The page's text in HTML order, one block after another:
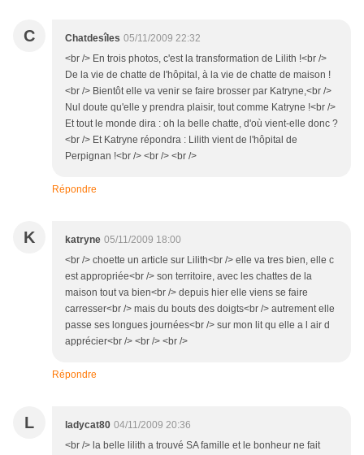
C Chatdesîles 05/11/2009 22:32
<br /> En trois photos, c'est la transformation de Lilith !<br />
De la vie de chatte de l'hôpital, à la vie de chatte de maison !
<br /> Bientôt elle va venir se faire brosser par Katryne,<br />
Nul doute qu'elle y prendra plaisir, tout comme Katryne !<br />
Et tout le monde dira : oh la belle chatte, d'où vient-elle donc ?
<br /> Et Katryne répondra : Lilith vient de l'hôpital de
Perpignan !<br /> <br /> <br />
Répondre
K katryne 05/11/2009 18:00
<br /> choette un article sur Lilith<br /> elle va tres bien, elle c
est appropriée<br /> son territoire, avec les chattes de la
maison tout va bien<br /> depuis hier elle viens se faire
carresser<br /> mais du bouts des doigts<br /> autrement elle
passe ses longues journées<br /> sur mon lit qu elle a l air d
apprécier<br /> <br /> <br />
Répondre
L ladycat80 04/11/2009 20:36
<br /> la belle lilith a trouvé SA famille et le bonheur ne fait